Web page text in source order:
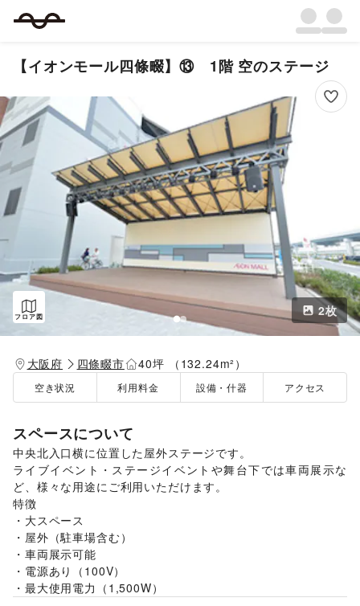
【イオンモール四條畷】⑬ 1階 空のステージ
フロア図 2枚
大阪府 四條畷市 40坪 （132.24m²）
空き状況 利用料金 設備・什器 アクセス
スペースについて
中央北入口横に位置した屋外ステージです。
ライブイベント・ステージイベントや舞台下では車両展示な
ど、様々な用途にご利用いただけます。
特徴
・大スペース
・屋外（駐車場含む）
・車両展示可能
・電源あり（100V）
・最大使用電力（1,500W）